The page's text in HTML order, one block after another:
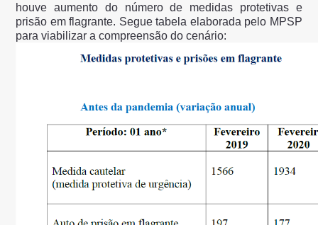
houve aumento do número de medidas protetivas e
prisão em flagrante. Segue tabela elaborada pelo MPSP
para viabilizar a compreensão do cenário: